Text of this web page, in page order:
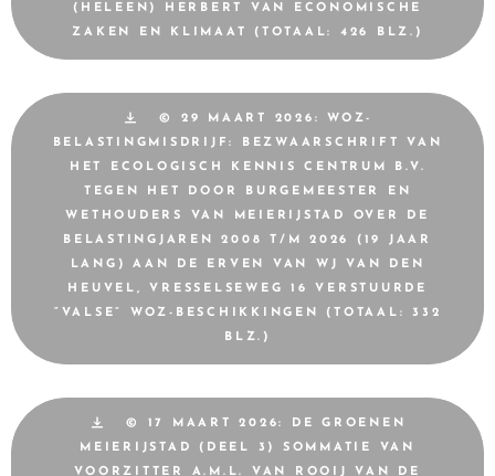
(HELEEN) HERBERT VAN ECONOMISCHE
ZAKEN EN KLIMAAT (TOTAAL: 426 BLZ.)
© 29 MAART 2026: WOZ-
BELASTINGMISDRIJF: BEZWAARSCHRIFT VAN
HET ECOLOGISCH KENNIS CENTRUM B.V.
TEGEN HET DOOR BURGEMEESTER EN
WETHOUDERS VAN MEIERIJSTAD OVER DE
BELASTINGJAREN 2008 T/M 2026 (19 JAAR
LANG) AAN DE ERVEN VAN WJ VAN DEN
HEUVEL, VRESSELSEWEG 16 VERSTUURDE
“VALSE” WOZ-BESCHIKKINGEN (TOTAAL: 332
BLZ.)
© 17 MAART 2026: DE GROENEN
MEIERIJSTAD (DEEL 3) SOMMATIE VAN
VOORZITTER A.M.L. VAN ROOIJ VAN DE